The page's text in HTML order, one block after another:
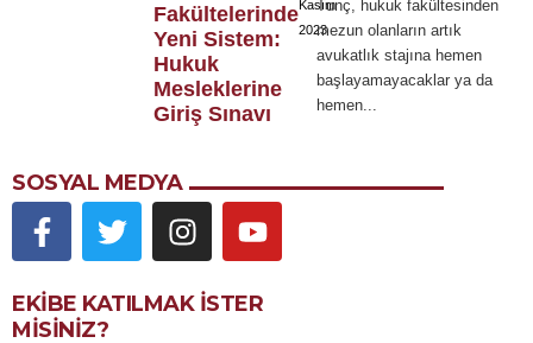
Fakültelerinde
Yeni Sistem:
Hukuk
Mesleklerine
Giriş Sınavı
Kasım
2023
Tunç, hukuk fakültesinden
mezun olanların artık
avukatlık stajına hemen
başlayamayacaklar ya da
hemen...
SOSYAL MEDYA
EKIBE KATILMAK ISTER
MISINIZ?